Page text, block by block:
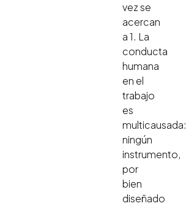
vez se
acercan
a 1. La
conducta
humana
en el
trabajo
es
multicausada:
ningún
instrumento,
por
bien
diseñado